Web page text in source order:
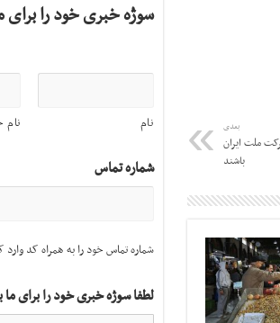
بعدی
ملت ایران
باشند
سوژه خبری خود را برای
نام نام
شماره تماس
شماره تماس خود را به همراه کد وارد
لطفا سوژه خبری خود را برای ما